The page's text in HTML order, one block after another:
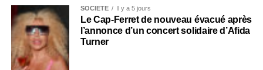
SOCIÉTÉ Il y a 5 jours
Le Cap-Ferret de nouveau évacué après
l’annonce d’un concert solidaire d’Afida
Turner